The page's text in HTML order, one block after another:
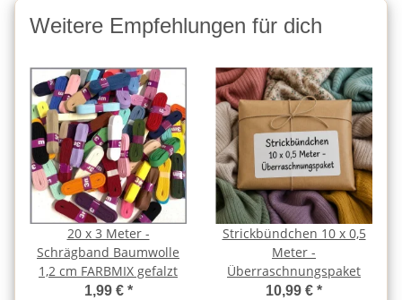
Weitere Empfehlungen für dich
20 x 3 Meter -
Schrägband Baumwolle
1,2 cm FARBMIX gefalzt
1,99 € *
Strickbündchen 10 x 0,5
Meter -
Überraschnungspaket
10,99 € *